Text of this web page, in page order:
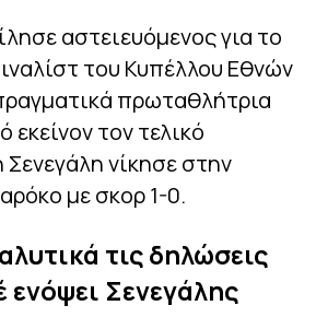
αστειευόμενος για το
του Κυπέλλου Εθνών
πρωταθλήτρια
τον τελικό
νίκησε στην
με σκορ 1-0.
τις δηλώσεις
Σενεγάλης